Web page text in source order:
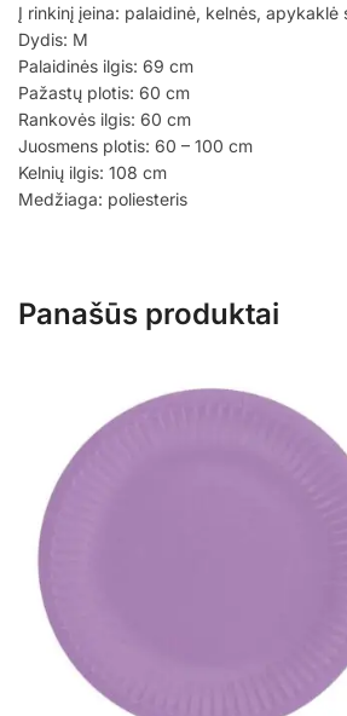
Į rinkinį įeina: palaidinė, kelnės, apykaklė
Dydis: M
Palaidinės ilgis: 69 cm
Pažastų plotis: 60 cm
Rankovės ilgis: 60 cm
Juosmens plotis: 60 – 100 cm
Kelnių ilgis: 108 cm
Medžiaga: poliesteris
Panašūs produktai